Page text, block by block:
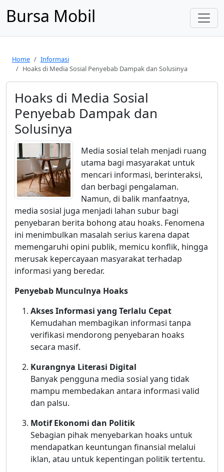
Bursa Mobil
Home
Informasi
Hoaks di Media Sosial Penyebab Dampak dan Solusinya
Hoaks di Media Sosial
Penyebab Dampak dan
Solusinya
Media sosial telah menjadi ruang
utama bagi masyarakat untuk
mencari informasi, berinteraksi,
dan berbagi pengalaman.
Namun, di balik manfaatnya,
media sosial juga menjadi lahan subur bagi
penyebaran berita bohong atau hoaks. Fenomena
ini menimbulkan masalah serius karena dapat
memengaruhi opini publik, memicu konflik, hingga
merusak kepercayaan masyarakat terhadap
informasi yang beredar.
Penyebab Munculnya Hoaks
Akses Informasi yang Terlalu Cepat
Kemudahan membagikan informasi tanpa
verifikasi mendorong penyebaran hoaks
secara masif.
Kurangnya Literasi Digital
Banyak pengguna media sosial yang tidak
mampu membedakan antara informasi valid
dan palsu.
Motif Ekonomi dan Politik
Sebagian pihak menyebarkan hoaks untuk
mendapatkan keuntungan finansial melalui
iklan, atau untuk kepentingan politik tertentu.